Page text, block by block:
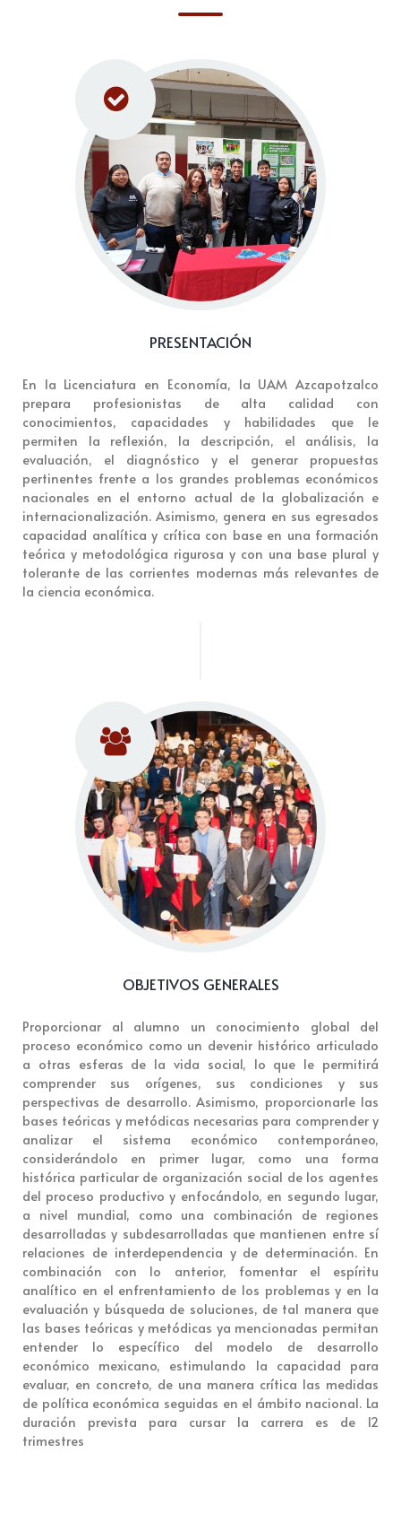
PRESENTACIÓN
En la Licenciatura en Economía, la UAM Azcapotzalco
prepara profesionistas de alta calidad con
conocimientos, capacidades y habilidades que le
permiten la reflexión, la descripción, el análisis, la
evaluación, el diagnóstico y el generar propuestas
pertinentes frente a los grandes problemas económicos
nacionales en el entorno actual de la globalización e
internacionalización. Asimismo, genera en sus egresados
capacidad analítica y crítica con base en una formación
teórica y metodológica rigurosa y con una base plural y
tolerante de las corrientes modernas más relevantes de
la ciencia económica.
OBJETIVOS GENERALES
Proporcionar al alumno un conocimiento global del
proceso económico como un devenir histórico articulado
a otras esferas de la vida social, lo que le permitirá
comprender sus orígenes, sus condiciones y sus
perspectivas de desarrollo. Asimismo, proporcionarle las
bases teóricas y metódicas necesarias para comprender y
analizar el sistema económico contemporáneo,
considerándolo en primer lugar, como una forma
histórica particular de organización social de los agentes
del proceso productivo y enfocándolo, en segundo lugar,
a nivel mundial, como una combinación de regiones
desarrolladas y subdesarrolladas que mantienen entre sí
relaciones de interdependencia y de determinación. En
combinación con lo anterior, fomentar el espíritu
analítico en el enfrentamiento de los problemas y en la
evaluación y búsqueda de soluciones, de tal manera que
las bases teóricas y metódicas ya mencionadas permitan
entender lo específico del modelo de desarrollo
económico mexicano, estimulando la capacidad para
evaluar, en concreto, de una manera crítica las medidas
de política económica seguidas en el ámbito nacional. La
duración prevista para cursar la carrera es de 12
trimestres